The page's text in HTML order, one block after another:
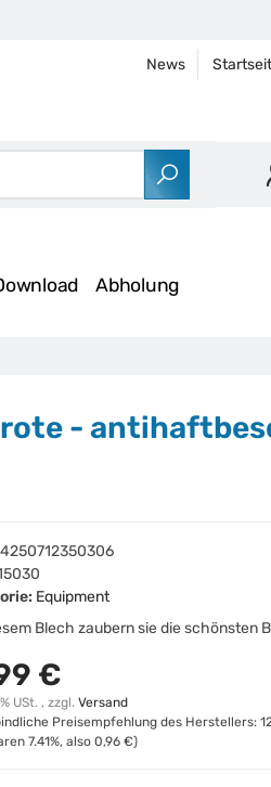
News
Abholung
-
4250712350306
Equipment
Blech zaubern sie die schönsten
€
USt. , zzgl. Versand
Preisempfehlung des Herstellers:
7.41%, also 0,96 €)